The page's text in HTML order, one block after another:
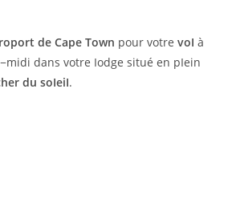
de Cape Town pour votre voI à
dans votre Iodge situé en pIein
du soIeiI.